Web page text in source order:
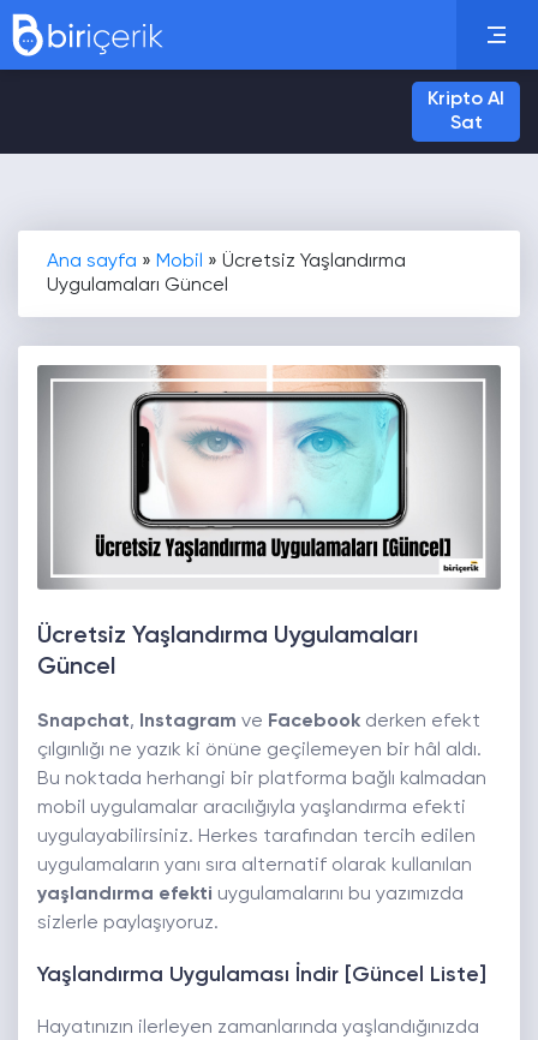
Kripto Al
Sat
Ana sayfa » Mobil » Ücretsiz Yaşlandırma
Uygulamaları Güncel
Ücretsiz Yaşlandırma Uygulamaları
Güncel
Snapchat, Instagram ve Facebook derken efekt
çılgınlığı ne yazık ki önüne geçilemeyen bir hâl aldı.
Bu noktada herhangi bir platforma bağlı kalmadan
mobil uygulamalar aracılığıyla yaşlandırma efekti
uygulayabilirsiniz. Herkes tarafından tercih edilen
uygulamaların yanı sıra alternatif olarak kullanılan
yaşlandırma efekti uygulamalarını bu yazımızda
sizlerle paylaşıyoruz.
Yaşlandırma Uygulaması İndir [Güncel Liste]
Hayatınızın ilerleyen zamanlarında yaşlandığınızda